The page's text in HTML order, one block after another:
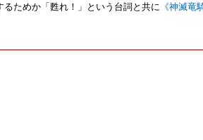
ためか「甦れ！」という台詞と共に 《神滅竜